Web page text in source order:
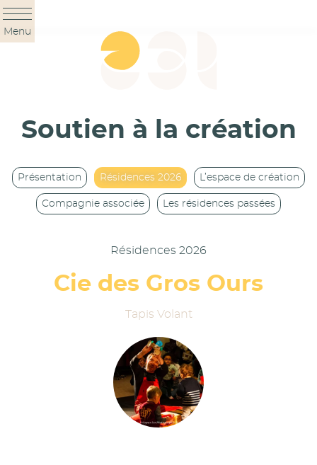
Panneau de gestion des cookies
Menu
Soutien à la création
Présentation Résidences 2026 L’espace de création
Compagnie associée Les résidences passées
Résidences 2026
Cie des Gros Ours
Tapis Volant